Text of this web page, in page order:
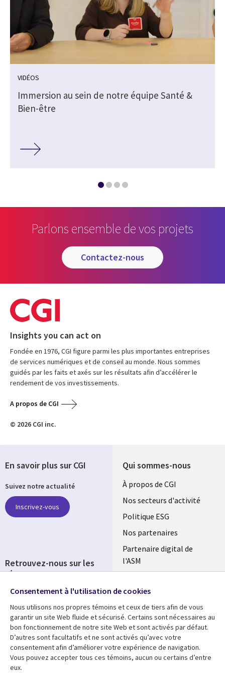
VIDÉOS
Immersion au sein de notre équipe Santé &
Bien-être
Parlons ensemble de vos projets
contactez-nous
Insights you can act on
Fondée en 1976, CGI figure parmi les plus importantes entreprises
de services numériques et de conseil au monde. Nous sommes
guidés par les faits et axés sur les résultats afin d’accélérer le
rendement de vos investissements.
A propos de CGI
© 2026 CGI inc.
Qui sommes-nous
Useful
links
FRANCE
À propos de CGI
Nos secteurs d'activité
Politique ESG
Nos partenaires
Partenaire digital de
l'ASM
Fusions
Ressources
Library
Articles
Blog
Support
Legal
Accessibilité
En savoir plus sur CGI
Suivez notre actualité
Inscrivez-vous
Retrouvez-nous sur les
réseaux
Social
Media
FRANCE
Consentement à l'utilisation de cookies
Nous utilisons nos propres témoins et ceux de tiers afin de vous
garantir un site Web fluide et sécurisé. Certains sont nécessaires au
bon fonctionnement de notre site Web et sont activés par défaut.
D’autres sont facultatifs et ne sont activés qu’avec votre
consentement afin d’améliorer votre expérience de navigation.
Vous pouvez accepter tous ces témoins, aucun ou certains d’entre
eux.